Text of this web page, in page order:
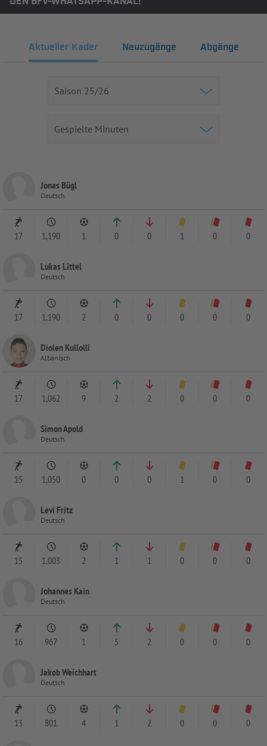
Aktueller Kader Neuzugänge Abgänge
Jonas Bügl
Deutsch
17 1,190 1 0 0 1 0 0
Lukas Littel
Deutsch
17 1,190 2 0 0 0 0 0
Diolen Kullolli
Albanisch
17 1,062 9 2 2 0 0 0
Simon Apold
Deutsch
15 1,050 0 0 0 1 0 0
Levi Fritz
Deutsch
15 1,003 2 1 1 0 0 0
Johannes Kain
Deutsch
16 967 1 5 2 0 0 0
Jakob Weichhart
Deutsch
13 801 4 1 2 0 0 0